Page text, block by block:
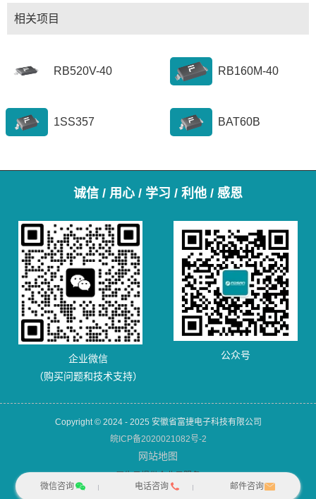
相关项目
RB520V-40 RB160M-40
1SS357 BAT60B
诚信 / 用心 / 学习 / 利他 / 感恩
企业微信
（购买问题和技术支持）
公众号
Copyright © 2024 - 2025 安徽省富捷电子科技有限公司
皖ICP备2020021082号-2
网站地图
微信咨询
电话咨询 邮件咨询